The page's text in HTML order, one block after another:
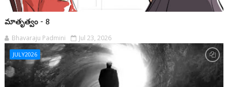
మాతృత్వం - 8
Bhavaraju Padmini Jul 23, 2026
JULY2026